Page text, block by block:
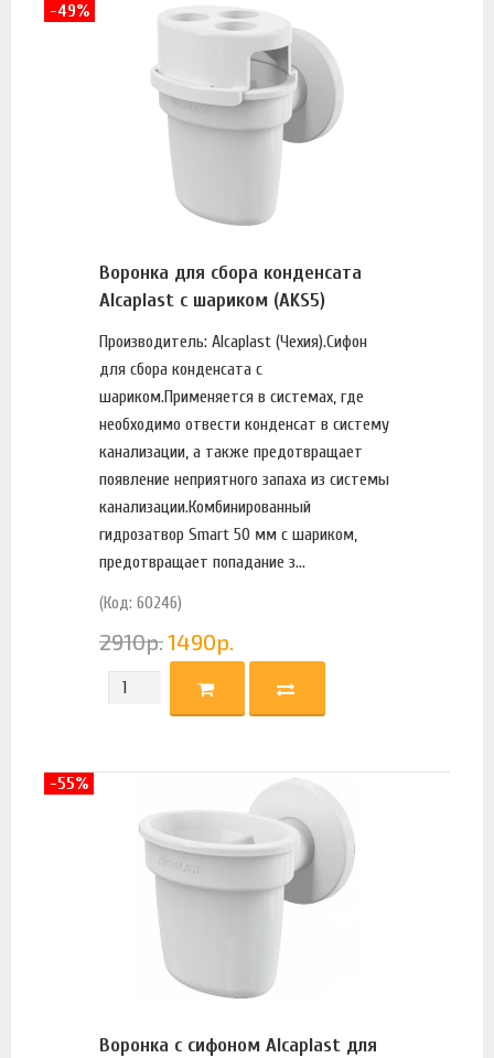
Воронка для сбора конденсата
Alcaplast с шариком (AKS5)
Производитель: Alcaplast (Чехия).Сифон
для сбора конденсата с
шариком.Применяется в системах, где
необходимо отвести конденсат в систему
канализации, а также предотвращает
появление неприятного запаха из системы
канализации.Комбинированный
гидрозатвор Smart 50 мм с шариком,
предотвращает попадание з...
(Код: 60246)
2910р.1490р.
-49%
Воронка с сифоном Alcaplast для
-55%